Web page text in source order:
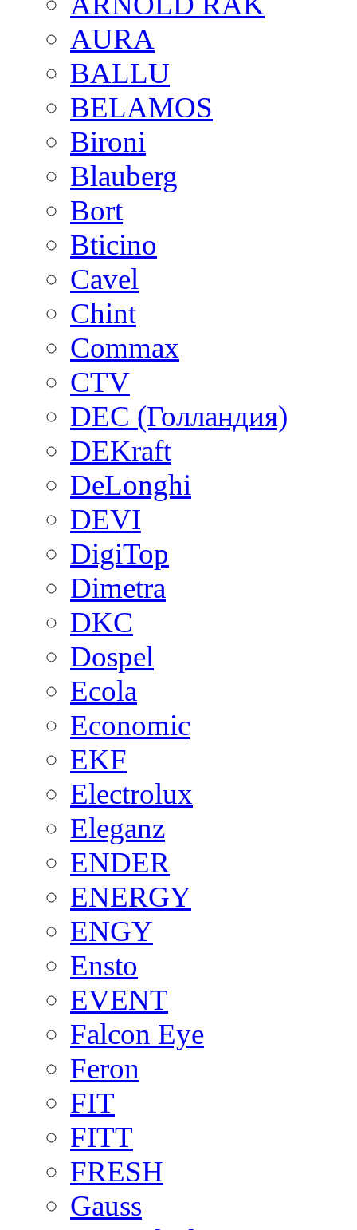
AURA
BALLU
BELAMOS
Bironi
Blauberg
Bort
Bticino
Cavel
Chint
Commax
CTV
DEC (Голландия)
DEKraft
DeLonghi
DEVI
DigiTop
Dimetra
DKC
Dospel
Ecola
Economic
EKF
Electrolux
Eleganz
ENDER
ENERGY
ENGY
Ensto
EVENT
Falcon Eye
Feron
FIT
FITT
FRESH
Gauss